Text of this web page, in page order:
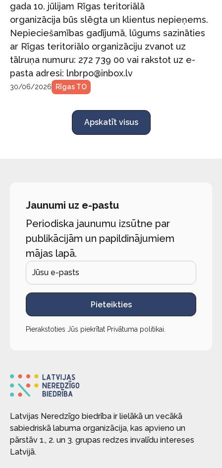
gada 10. jūlijam Rīgas teritoriālā
organizācija būs slēgta un klientus nepieņems.
Nepieciešamības gadījumā, lūgums sazināties
ar Rīgas teritoriālo organizāciju zvanot uz
tālruņa numuru: 272 739 00 vai rakstot uz e-
pasta adresi: lnbrpo@inbox.lv
30/06/2026 Rīgas TO
Apskatīt visus
Jaunumi uz e-pastu
Periodiska jaunumu izsūtne par
publikācijām un papildinājumiem
mājas lapā.
Pieteikties
Pierakstoties Jūs piekrītat Privātuma politikai
Latvijas Neredzīgo biedrība ir lielākā un vecākā
sabiedriskā labuma organizācija, kas apvieno un
pārstāv 1., 2. un 3. grupas redzes invalīdu intereses
Latvijā.